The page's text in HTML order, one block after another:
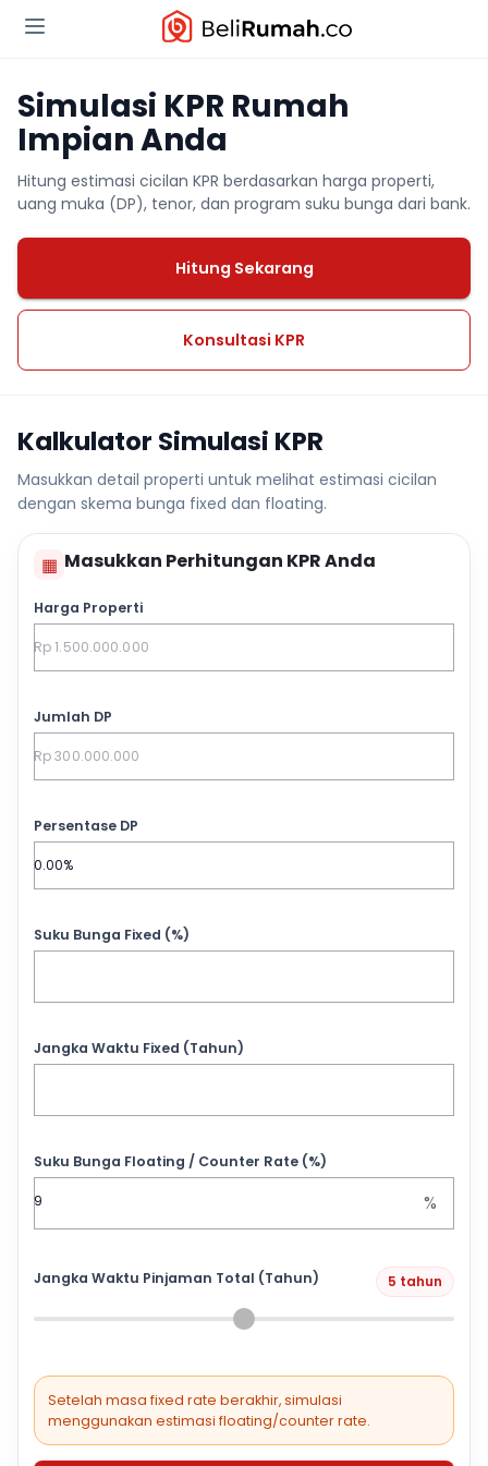
Simulasi KPR Rumah
Impian Anda
Hitung estimasi cicilan KPR berdasarkan harga properti,
uang muka (DP), tenor, dan program suku bunga dari bank.
Hitung Sekarang
Konsultasi KPR
Kalkulator Simulasi KPR
Masukkan detail properti untuk melihat estimasi cicilan
dengan skema bunga fixed dan floating.
▦ Masukkan Perhitungan KPR Anda
Harga Properti
Jumlah DP
Persentase DP
Suku Bunga Fixed (%)
Jangka Waktu Fixed (Tahun)
Suku Bunga Floating / Counter Rate (%)
%
Jangka Waktu Pinjaman Total (Tahun) 5 tahun
Setelah masa fixed rate berakhir, simulasi
menggunakan estimasi floating/counter rate.